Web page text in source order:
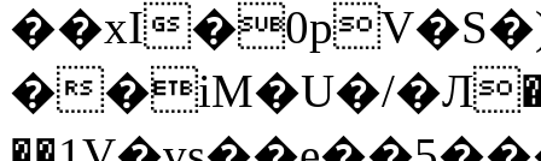
��xI
��iM�U�/